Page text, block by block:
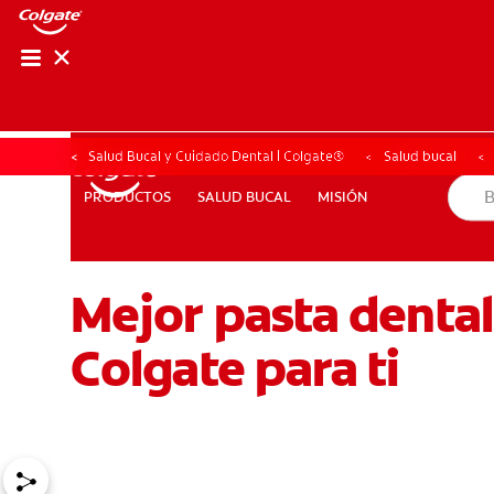
PRODUCTOS SALUD BUCAL MISIÓN
PARA PROFESIONALES PROMOCIONES GT (ES)
PRODUCTOS SALUD BUCAL MISIÓN
CHEQUEO DE
Salud Bucal y Cuidado Dental | Colgate® Salud bucal
Mejor pasta
Colgate para ti